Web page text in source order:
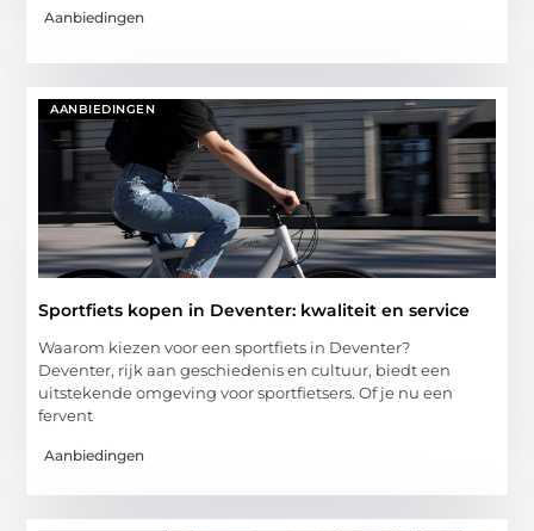
Aanbiedingen
AANBIEDINGEN
Sportfiets kopen in Deventer: kwaliteit en service
Waarom kiezen voor een sportfiets in Deventer?
Deventer, rijk aan geschiedenis en cultuur, biedt een
uitstekende omgeving voor sportfietsers. Of je nu een
fervent
Aanbiedingen